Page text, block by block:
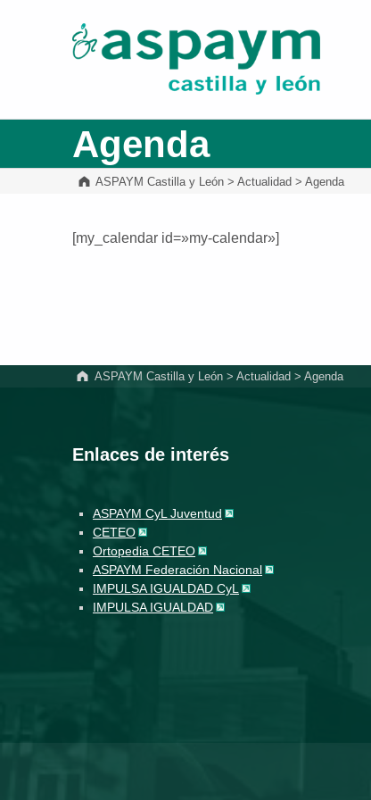
ASPAYM Castilla y León
Agenda
ASPAYM Castilla y León >Actualidad >Agenda
[my_calendar id=»my-calendar»]
ASPAYM Castilla y León> Actualidad > Agenda
Enlaces de interés
ASPAYM CyL Juventud
CETEO
Ortopedia CETEO
ASPAYM Federación Nacional
IMPULSA IGUALDAD CyL
IMPULSA IGUALDAD